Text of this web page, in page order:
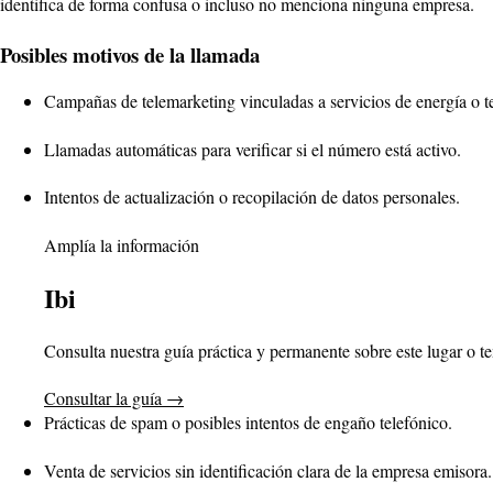
Posibles motivos de la llamada
Campañas de telemarketing vinculadas a servicios de energía o
Llamadas automáticas para verificar si el número está activo.
Intentos de actualización o recopilación de datos personales.
Amplía la información
Ibi
Consulta nuestra guía práctica y permanente sobre este lugar o
Consultar la guía →
Prácticas de spam o posibles intentos de engaño telefónico.
Venta de servicios sin identificación clara de la empresa emisora.